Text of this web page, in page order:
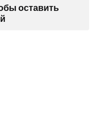
оставить